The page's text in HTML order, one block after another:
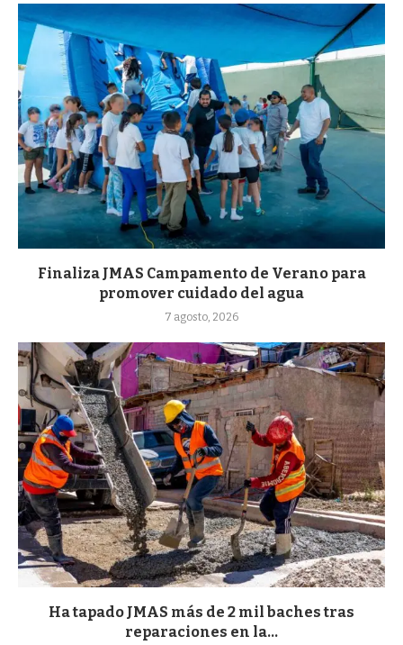
Finaliza JMAS Campamento de Verano para
promover cuidado del agua
7 agosto, 2026
Ha tapado JMAS más de 2 mil baches tras
reparaciones en la...